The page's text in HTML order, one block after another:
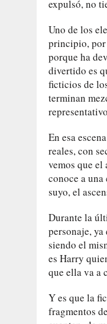
expulsó, no
Uno de los
principio, por
porque ha
divertido es
ficticios de
terminan
En esa
reales, con
vemos que
conoce a
suyo, el
Durante la
personaje,
siendo el
es Harry
que ella va a
Y es que la
fragmentos